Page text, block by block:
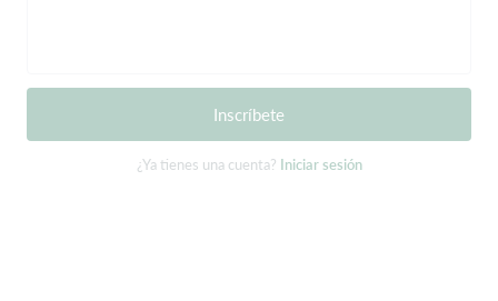
Inscríbete
¿Ya tienes una cuenta? Iniciar sesión